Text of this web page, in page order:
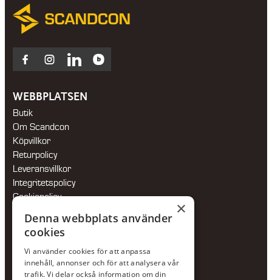
Facebook
Instagram
LinkedInBlocket
WEBBPLATSEN
Butik
Om Scandcon
Köpvillkor
Returpolicy
Leveransvillkor
Integritetspolicy
Cookiepolicy
Jour:073-36 88 87 0
Växel:020-120 29 00
×
Denna webbplats använder
cookies
Vi använder cookies för att anpassa
innehåll, annonser och för att analysera vår
trafik. Vi delar också information om din